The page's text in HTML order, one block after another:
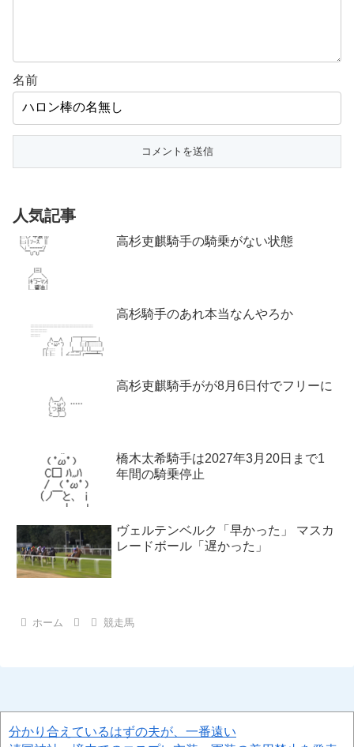
名前
人気記事
高杉吏麒騎手の騎乗がない状態
高杉騎手のあれ本当なんやろか
高杉吏麒騎手がが8月6日付でフリーに
橋木太希騎手は2027年3月20日まで1
年間の騎乗停止
ヴェルテンベルク「早かった」 マスカ
レードボール「遅かった」
ホーム 競走馬
分かり合えているはずの夫が、一番遠い